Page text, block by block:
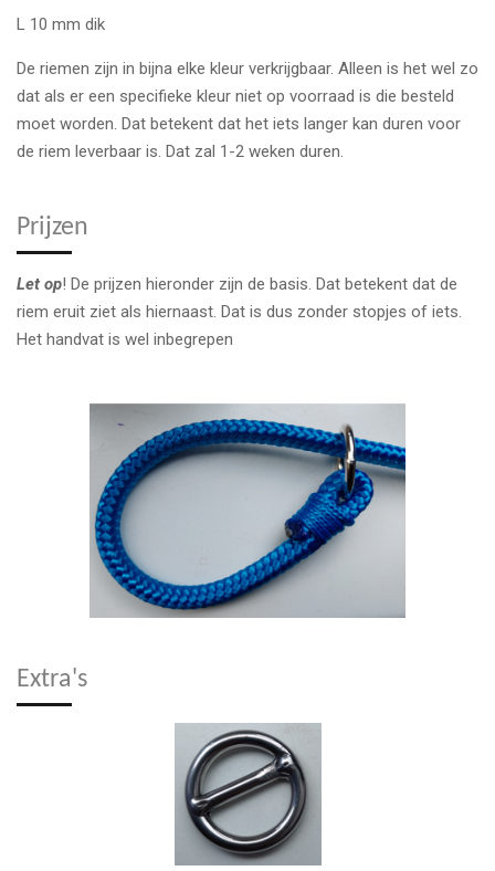
L 10 mm dik
De riemen zijn in bijna elke kleur verkrijgbaar. Alleen is het wel zo
dat als er een specifieke kleur niet op voorraad is die besteld
moet worden. Dat betekent dat het iets langer kan duren voor
de riem leverbaar is. Dat zal 1-2 weken duren.
Prijzen
Let op! De prijzen hieronder zijn de basis. Dat betekent dat de
riem eruit ziet als hiernaast. Dat is dus zonder stopjes of iets.
Het handvat is wel inbegrepen
Extra's